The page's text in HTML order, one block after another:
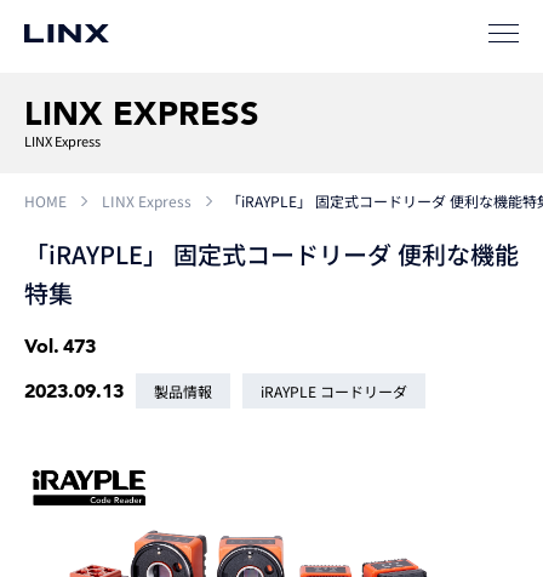
LINX EXPRESS
LINX Express
HOME LINX Express 「iRAYPLE」 固定式コードリーダ 便利な機能特
「iRAYPLE」 固定式コードリーダ 便利な機能
特集
Vol. 473
2023.09.13
製品情報 iRAYPLE コードリーダ